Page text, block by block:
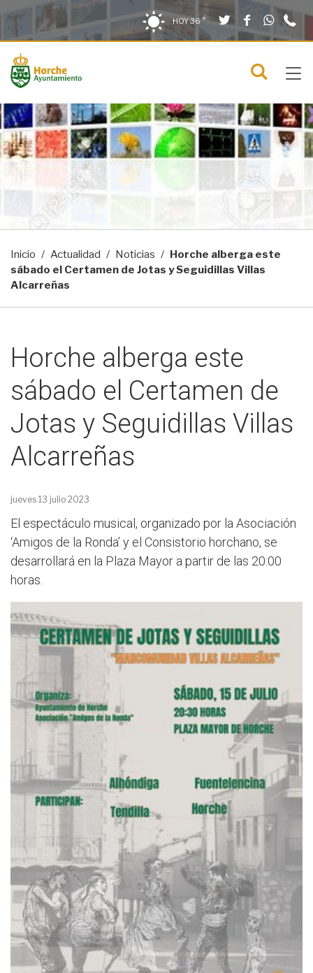
Saltar al contenido
Saltar a la navegación
Información de contacto HOY36 ° TwitterFacebook
menú
Inicio Actualidad Noticias
Horche alberga este
sábado el Certamen de Jotas y Seguidillas Villas
Alcarreñas
Horche alberga este
sábado el Certamen de
Jotas y Seguidillas Villas
Alcarreñas
jueves 13 julio 2023
El espectáculo musical, organizado por la Asociación
‘Amigos de la Ronda’ y el Consistorio horchano, se
desarrollará en la Plaza Mayor a partir de las 20:00
horas.